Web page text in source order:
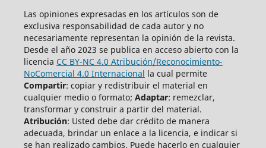
Las opiniones expresadas en los artículos son de
exclusiva responsabilidad de cada autor y no
necesariamente representan la opinión de la revista.
Desde el año 2023 se publica en acceso abierto con la
licencia CC BY-NC 4.0 Atribución/Reconocimiento-
NoComercial 4.0 Internacional la cual permite
Compartir: copiar y redistribuir el material en
cualquier medio o formato; Adaptar: remezclar,
transformar y construir a partir del material.
Atribución: Usted debe dar crédito de manera
adecuada, brindar un enlace a la licencia, e indicar si
se han realizado cambios. Puede hacerlo en cualquier